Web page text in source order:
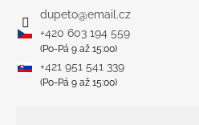
dupeto@email.cz
+420 603 194 559
(Po-Pá 9 až 15:00)
+421 951 541 339
(Po-Pá 9 až 15:00)